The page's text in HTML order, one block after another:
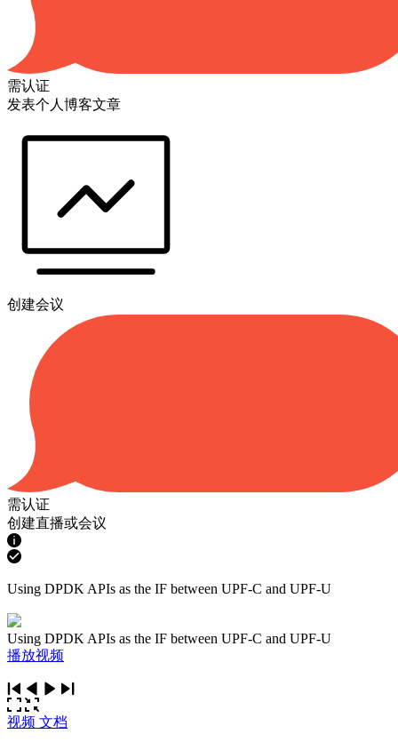
需认证
发表个人博客文章
创建会议
需认证
创建直播或会议
Using DPDK APIs as the IF between UPF-C and UPF-U
Using DPDK APIs as the IF between UPF-C and UPF-U
播放视频
视频 文档